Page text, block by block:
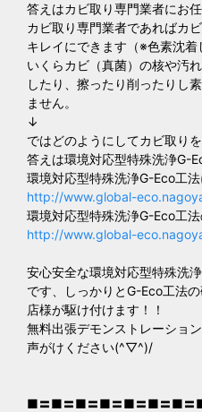
答えはカビ取り専門業者にお
カビ取り専門業者であればカ
キレイにできます（※色素沈着
いくらカビ（真菌）の核や汚
したり、擦ったり削ったりし
ません。
↓
ではどのようにしてカビ取り
答えは環境対応型特殊洗浄G-
環境対応型特殊洗浄G-Eco
http://www.global-
環境対応型特殊洗浄G-Eco
http://www.global-
安心安全な環境対応型特殊洗
です、しっかりとG-Eco工法
店様が駆け付けます！！
無料出張デモンストレーショ
声がけください(^▽^)/
■〓■〓■〓■〓■〓■〓■